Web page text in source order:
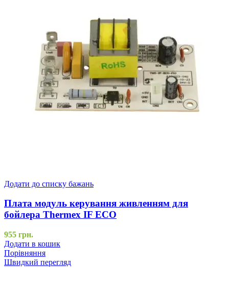
Додати до списку бажань
Плата модуль керування живленням для
бойлера Thermex IF ECO
955 грн.
Додати в кошик
Порівняння
Швидкий перегляд